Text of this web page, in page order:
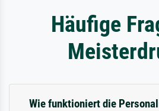
Häufige
Wie funktioniert die